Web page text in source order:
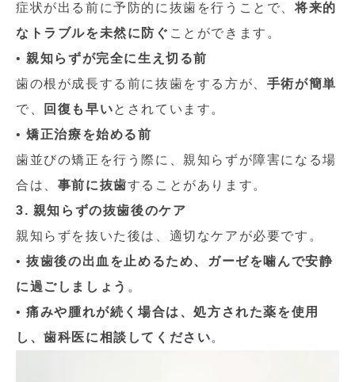
症状が出る前に予防的に抜歯を行うことで、将来的
なトラブルを未然に防ぐ ことができます。
•親知らずが完全に生え切る前
歯の根が成長する前に抜歯をする方が、 手術が簡単
で、
回復も早いとされています。
•矯正治療を始める前
歯並びの矯正を行う際に、親知らずが障害になる場
合は、 事前に抜歯することがあります。
3. 親知らずの抜歯後のケア
親知らずを抜いた後は、適切なケアが必要です。
•抜歯後の出血を止めるため、ガーゼを噛んで安静
に過ごしましょう 。
•痛みや腫れが続く場合は、処方された薬を使用
し、歯科医に相談してください。